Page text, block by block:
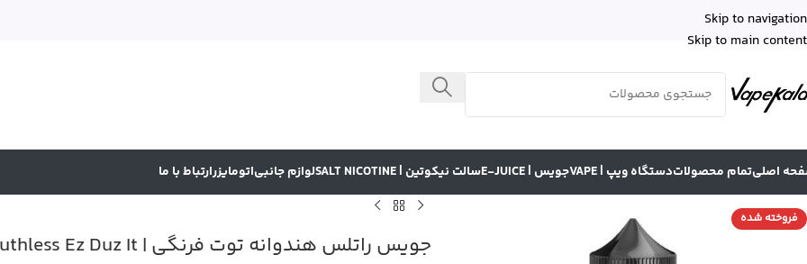
Skip to navigation
Skip to main content
اصلیتمام محصولاتدستگاه ویپ | VAPE جویس | E-JUICE سالت نیکوتین | SALT NICOTINE لوازم جانبیاتومایزرارتباط با ما
فروخته شده
جویس راتلس هندوانه توت فرنگی | Ruthless Ez Duz It